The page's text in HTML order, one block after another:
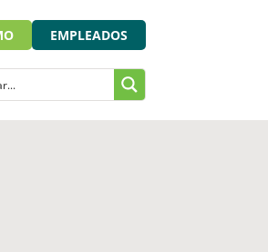
EMPLEADOS